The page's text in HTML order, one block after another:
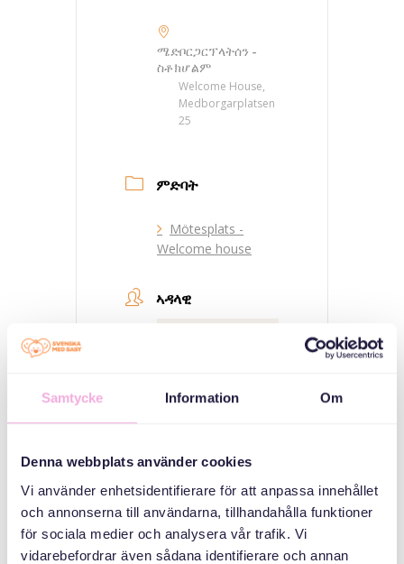
Samtycke Information Om
Denna webbplats använder cookies
Vi använder enhetsidentifierare för att anpassa innehållet
och annonserna till användarna, tillhandahålla funktioner
för sociala medier och analysera vår trafik. Vi
vidarebefordrar även sådana identifierare och annan
ሜድቦርጋርፕላትሰን -
ስቶክሆልም
Welcome House,
Medborgarplatsen
25
ምድባት
Mötesplats -
Welcome house
ኣዳላዊ
Svenska med baby
ኢመይል
bokningen@svenskamedbaby.se